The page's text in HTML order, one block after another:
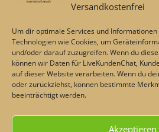
Versandkostenfrei
Um dir optimale Services und
Technologien wie Cookies, um
und/oder darauf zuzugreifen. Wenn du
können wir Daten für LiveKundenChat,
auf dieser Website verarbeiten. Wenn du
oder zurückziehst, können bestimmte
beeinträchtigt werden.
Akzeptieren
Versand und
AGB
Impressum
Über uns
Echtheit von